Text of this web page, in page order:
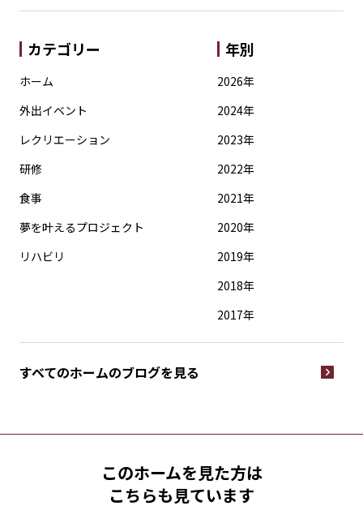
カテゴリー
ホーム
外出イベント
レクリエーション
研修
食事
夢を叶えるプロジェクト
リハビリ
年別
2026年
2024年
2023年
2022年
2021年
2020年
2019年
2018年
2017年
すべてのホームのブログを見る
このホームを見た方は
こちらも見ています